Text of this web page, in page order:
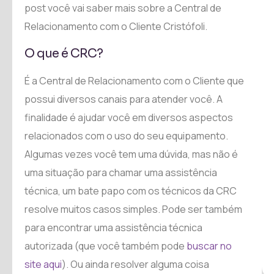
post você vai saber mais sobre a Central de
Relacionamento com o Cliente Cristófoli.
O que é CRC?
É a Central de Relacionamento com o Cliente que
possui diversos canais para atender você. A
finalidade é ajudar você em diversos aspectos
relacionados com o uso do seu equipamento.
Algumas vezes você tem uma dúvida, mas não é
uma situação para chamar uma assistência
técnica, um bate papo com os técnicos da CRC
resolve muitos casos simples. Pode ser também
para encontrar uma assistência técnica
autorizada (que você também pode buscar no
site aqui). Ou ainda resolver alguma coisa